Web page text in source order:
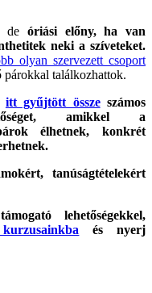
de óriási előny, ha van
neki a szíveteket.
olyan szervezett csoport
párokkal találkozhattok.
itt gyűjtött összeszámos
amikkel a
élhetnek, konkrét
tanúságtételekért
lehetőségekkel,
és nyerj